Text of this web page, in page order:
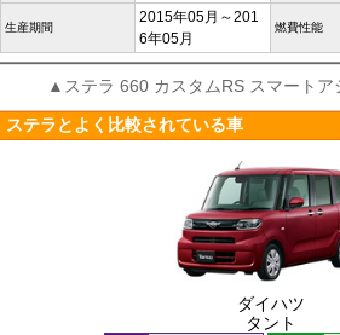
生産期間
2015年05月～201
6年05月
燃費性能
▲ステラ 660 カスタムRS スマートア
ステラとよく比較されている車
ダイハツ
タント